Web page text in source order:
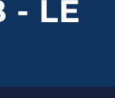
- LE